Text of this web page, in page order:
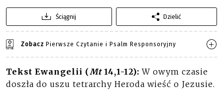
Ściągnij Dzielić
Zobacz Pierwsze Czytanie i Psalm Responsoryjny
Tekst Ewangelii (Mt14,1-12): W owym czasie
doszła do uszu tetrarchy Heroda wieść o Jezusie.